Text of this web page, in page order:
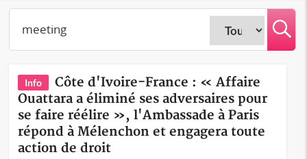
Info
Côte d'Ivoire-France : « Affaire
Ouattara a éliminé ses adversaires pour
se faire réélire », l'Ambassade à Paris
répond à Mélenchon et engagera toute
action de droit